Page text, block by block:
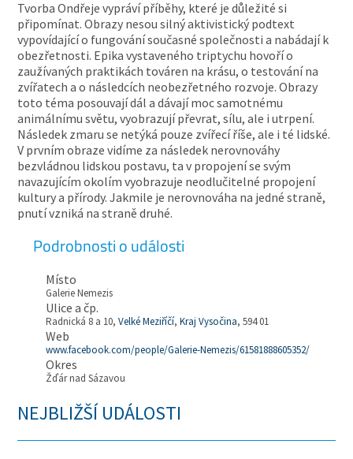
Tvorba Ondřeje vypráví příběhy, které je důležité si
připomínat. Obrazy nesou silný aktivistický podtext
vypovídající o fungování současné společnosti a nabádají k
obezřetnosti. Epika vystaveného triptychu hovoří o
zaužívaných praktikách továren na krásu, o testování na
zvířatech a o následcích neobezřetného rozvoje. Obrazy
toto téma posouvají dál a dávají moc samotnému
animálnímu světu, vyobrazují převrat, sílu, ale i utrpení.
Následek zmaru se netýká pouze zvířecí říše, ale i té lidské.
V prvním obraze vidíme za následek nerovnováhy
bezvládnou lidskou postavu, ta v propojení se svým
navazujícím okolím vyobrazuje neodlučitelné propojení
kultury a přírody. Jakmile je nerovnováha na jedné straně,
pnutí vzniká na straně druhé.
Podrobnosti o události
Místo
Galerie Nemezis
Ulice a čp.
Radnická 8 a 10,Velké Meziříčí,Kraj Vysočina, 594 01
Web
www.facebook.com/people/Galerie-Nemezis/61581888605352/
Okres
Žďár nad Sázavou
NEJBLIŽŠÍ UDÁLOSTI